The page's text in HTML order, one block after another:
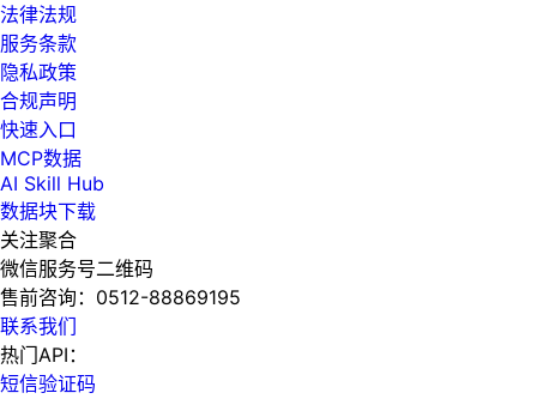
法律法规
服务条款
隐私政策
合规声明
快速入口
MCP数据
AI Skill Hub
数据块下载
关注聚合
微信服务号二维码
售前咨询： 0512-88869195
联系我们
热门API：
短信验证码